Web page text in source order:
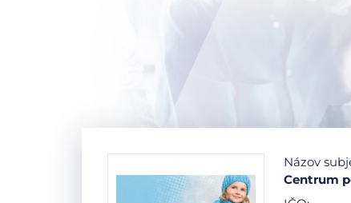
Názov
Centrum